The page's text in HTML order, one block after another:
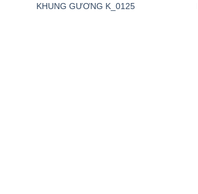
KHUNG GƯƠNG K_0125